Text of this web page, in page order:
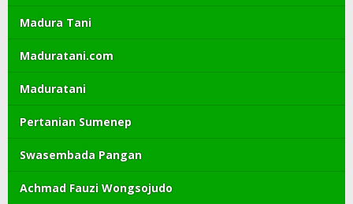
Madura Tani
Maduratani.com
Maduratani
Pertanian Sumenep
Swasembada Pangan
Achmad Fauzi Wongsojudo